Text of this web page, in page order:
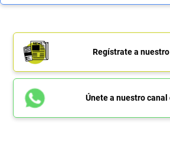
Regístrate a
Únete a nuestro canal